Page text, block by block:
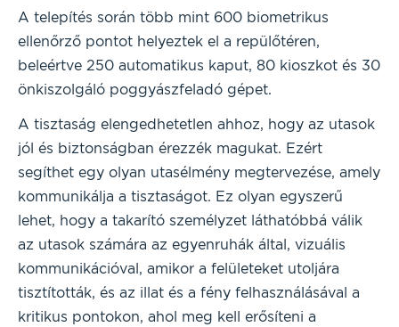
A telepítés során több mint 600 biometrikus
ellenőrző pontot helyeztek el a repülőtéren,
beleértve 250 automatikus kaput, 80 kioszkot és 30
önkiszolgáló poggyászfeladó gépet.
A tisztaság elengedhetetlen ahhoz, hogy az utasok
jól és biztonságban érezzék magukat. Ezért
segíthet egy olyan utasélmény megtervezése, amely
kommunikálja a tisztaságot. Ez olyan egyszerű
lehet, hogy a takarító személyzet láthatóbbá válik
az utasok számára az egyenruhák által, vizuális
kommunikációval, amikor a felületeket utoljára
tisztították, és az illat és a fény felhasználásával a
kritikus pontokon, ahol meg kell erősíteni a